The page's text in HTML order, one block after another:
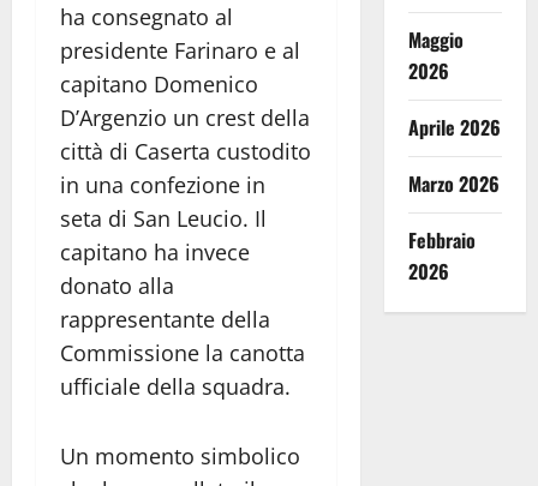
ha consegnato al
presidente Farinaro e al
capitano Domenico
D’Argenzio un crest della
città di Caserta custodito
in una confezione in
seta di San Leucio. Il
capitano ha invece
donato alla
rappresentante della
Commissione la canotta
ufficiale della squadra.
Un momento simbolico
Maggio
2026
Aprile 2026
Marzo 2026
Febbraio
2026